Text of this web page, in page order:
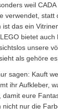
weil
verwendet, statt
ist das ein
bietet auch
unsere
als gehöre
sagen: Kauft
ihr Aufkleber,
damit eure
nicht nur die